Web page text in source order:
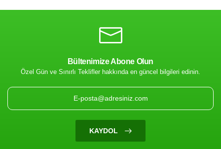
Filtrenize Uygun
Ürün Bulunamadı
Bültenimize Abone Olun
Özel Gün ve Sınırlı Teklifler hakkında en güncel bilgileri edinin.
KAYDOL